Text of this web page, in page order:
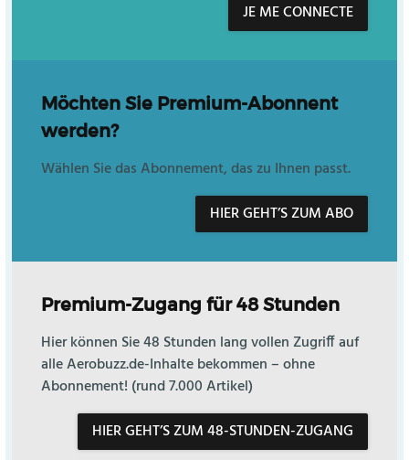
JE ME CONNECTE
Möchten Sie Premium-Abonnent
werden?
Wählen Sie das Abonnement, das zu Ihnen passt.
HIER GEHT’S ZUM ABO
Premium-Zugang für 48 Stunden
Hier können Sie 48 Stunden lang vollen Zugriff auf
alle Aerobuzz.de-Inhalte bekommen – ohne
Abonnement! (rund 7.000 Artikel)
HIER GEHT’S ZUM 48-STUNDEN-ZUGANG